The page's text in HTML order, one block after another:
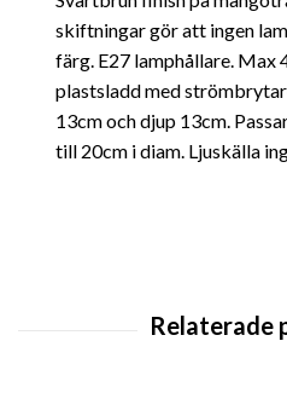
skiftningar gör att ingen
färg. E27 lamphållare. Max
plastsladd med
13cm och djup 13cm.
till 20cm i diam. Ljuskälla